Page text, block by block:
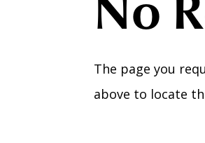
The page you
above to locate